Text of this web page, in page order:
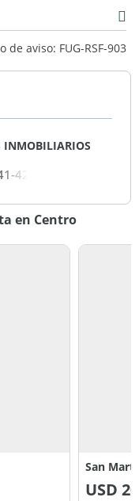
de aviso: FUG-RSF-903
INMOBILIARIOS
42
en Centro
San
USD